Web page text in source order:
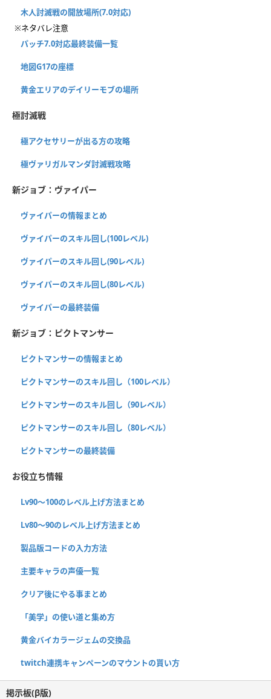
木人討滅戦の開放場所(7.0対応)
※ネタバレ注意
パッチ7.0対応最終装備一覧
地図G17の座標
黄金エリアのデイリーモブの場所
極討滅戦
極アクセサリーが出る方の攻略
極ヴァリガルマンダ討滅戦攻略
新ジョブ：ヴァイパー
ヴァイパーの情報まとめ
ヴァイパーのスキル回し(100レベル)
ヴァイパーのスキル回し(90レベル)
ヴァイパーのスキル回し(80レベル)
ヴァイパーの最終装備
新ジョブ：ピクトマンサー
ピクトマンサーの情報まとめ
ピクトマンサーのスキル回し（100レベル）
ピクトマンサーのスキル回し（90レベル）
ピクトマンサーのスキル回し（80レベル）
ピクトマンサーの最終装備
お役立ち情報
Lv90〜100のレベル上げ方法まとめ
Lv80〜90のレベル上げ方法まとめ
製品版コードの入力方法
主要キャラの声優一覧
クリア後にやる事まとめ
「美学」の使い道と集め方
黄金バイカラージェムの交換品
twitch連携キャンペーンのマウントの貰い方
掲示板(β版)